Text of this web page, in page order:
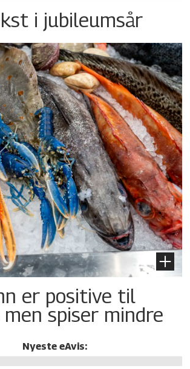
i jubileumsår
er positive til
spiser mindre
Nyeste eAvis: